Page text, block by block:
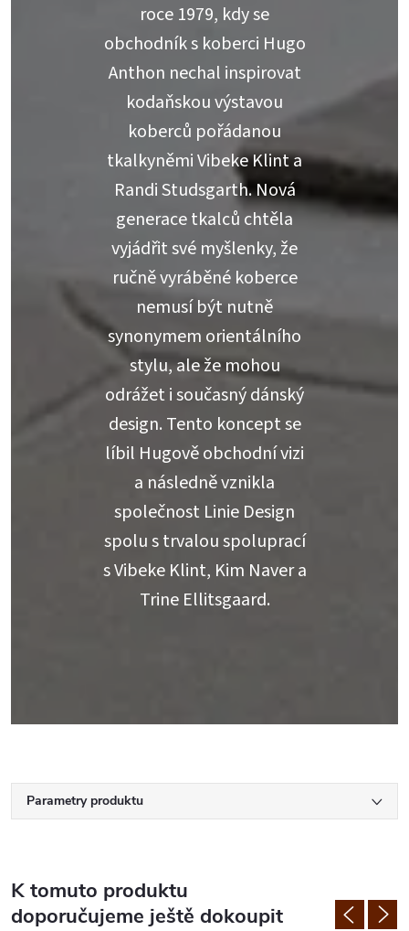
roce 1979, kdy se
obchodník s koberci Hugo
Anthon nechal inspirovat
kodaňskou výstavou
koberců pořádanou
tkalkyněmi Vibeke Klint a
Randi Studsgarth. Nová
generace tkalců chtěla
vyjádřit své myšlenky, že
ručně vyráběné koberce
nemusí být nutně
synonymem orientálního
stylu, ale že mohou
odrážet i současný dánský
design. Tento koncept se
líbil Hugově obchodní vizi
a následně vznikla
společnost Linie Design
spolu s trvalou spoluprací
s Vibeke Klint, Kim Naver a
Trine Ellitsgaard.
Parametry produktu
K tomuto produktu
doporučujeme ještě dokoupit